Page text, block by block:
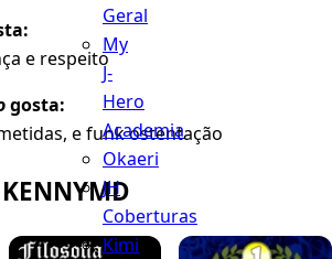
Geral
My
J-
Hero
Academia
Okaeri
JH
Coberturas
Kimi
e respeito
gosta:
e funk ostentação